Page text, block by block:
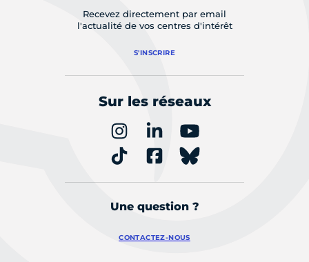
Recevez directement par email
l'actualité de vos centres d'intérêt
S'INSCRIRE
Sur les réseaux
Une question ?
CONTACTEZ-NOUS